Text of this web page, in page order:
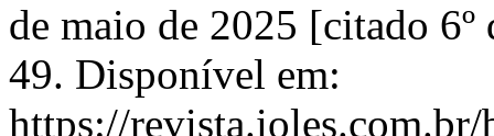
de maio de 2025 [citado
49. Disponível em:
https://